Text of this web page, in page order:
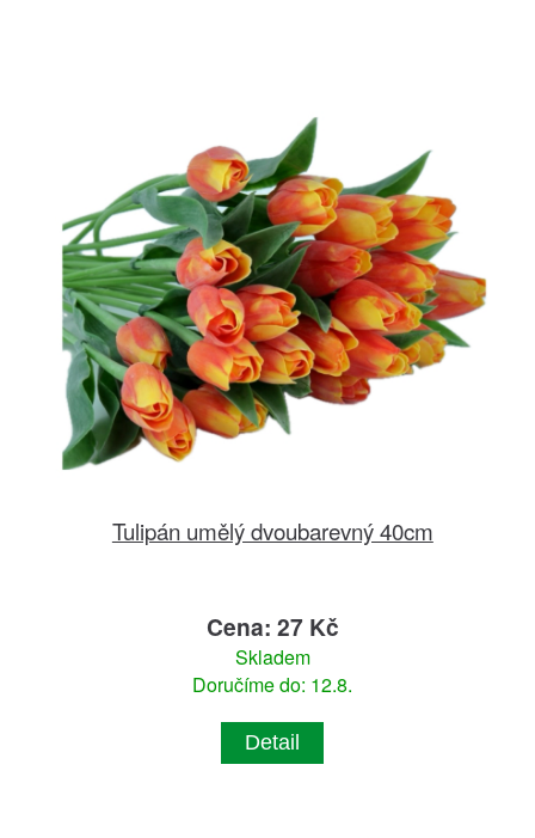
Tulipán umělý dvoubarevný 40cm
Cena: 27 Kč
Skladem
Doručíme do: 12.8.
Detail